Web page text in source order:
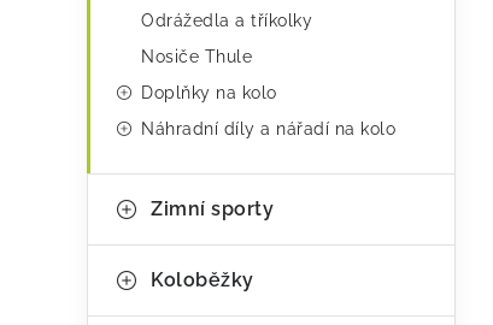
Odrážedla a tříkolky
Nosiče Thule
Doplňky na kolo
Náhradní díly a nářadí na kolo
Zimní sporty
Koloběžky